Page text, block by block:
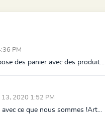
PM
des panier avec des produit...
13, 2020 1:52 PM
ce que nous sommes !Art...